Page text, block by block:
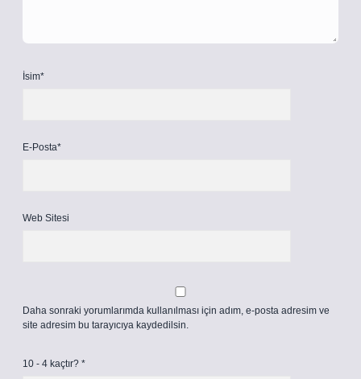
İsim*
E-Posta*
Web Sitesi
Daha sonraki yorumlarımda kullanılması için adım, e-posta adresim ve
site adresim bu tarayıcıya kaydedilsin.
10 - 4 kaçtır? *